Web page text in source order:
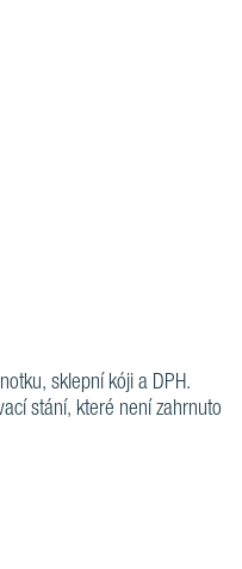
sklepní kóji a DPH.
stání, které není zahrnuto